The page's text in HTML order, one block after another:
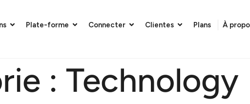
Plate-forme Connecter Clientes Plans À
: Technology